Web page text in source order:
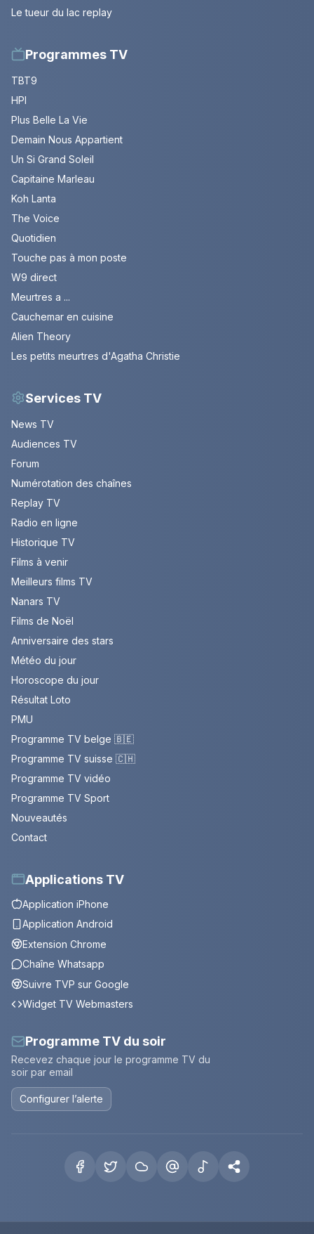
Le tueur du lac replay
Programmes TV
TBT9
HPI
Plus Belle La Vie
Demain Nous Appartient
Un Si Grand Soleil
Capitaine Marleau
Koh Lanta
The Voice
Quotidien
Touche pas à mon poste
W9 direct
Meurtres a ...
Cauchemar en cuisine
Alien Theory
Les petits meurtres d'Agatha Christie
Services TV
News TV
Audiences TV
Forum
Numérotation des chaînes
Replay TV
Radio en ligne
Historique TV
Films à venir
Meilleurs films TV
Nanars TV
Films de Noël
Anniversaire des stars
Météo du jour
Horoscope du jour
Résultat Loto
PMU
Programme TV belge 🇧🇪
Programme TV suisse 🇨🇭
Programme TV vidéo
Programme TV Sport
Nouveautés
Contact
Applications TV
Application iPhone
Application Android
Extension Chrome
Chaîne Whatsapp
Suivre TVP sur Google
Widget TV Webmasters
Programme TV du soir
Recevez chaque jour le programme TV du
soir par email
Configurer l’alerte